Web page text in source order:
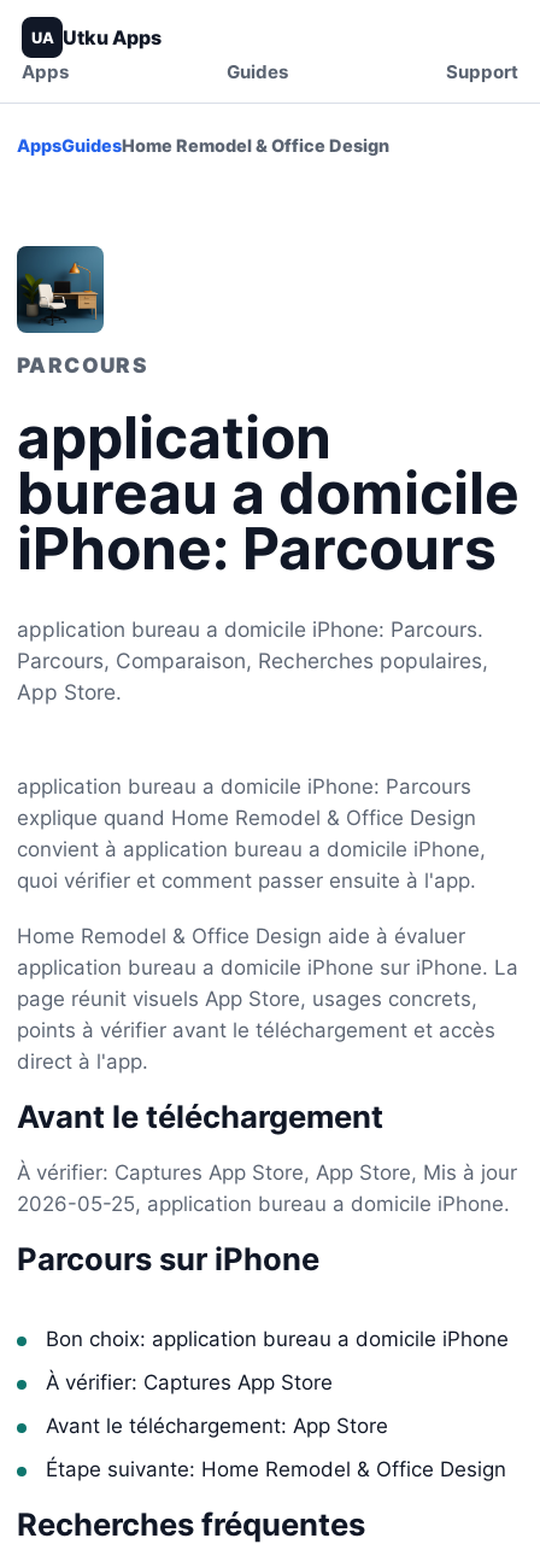
UA Utku Apps
Apps Guides Support
AppsGuidesHome Remodel & Office Design
PARCOURS
application
bureau a domicile
iPhone: Parcours
application bureau a domicile iPhone: Parcours.
Parcours, Comparaison, Recherches populaires,
App Store.
application bureau a domicile iPhone: Parcours
explique quand Home Remodel & Office Design
convient à application bureau a domicile iPhone,
quoi vérifier et comment passer ensuite à l'app.
Home Remodel & Office Design aide à évaluer
application bureau a domicile iPhone sur iPhone. La
page réunit visuels App Store, usages concrets,
points à vérifier avant le téléchargement et accès
direct à l'app.
Avant le téléchargement
À vérifier: Captures App Store, App Store, Mis à jour
2026-05-25, application bureau a domicile iPhone.
Parcours sur iPhone
Bon choix: application bureau a domicile iPhone
À vérifier: Captures App Store
Avant le téléchargement: App Store
Étape suivante: Home Remodel & Office Design
Recherches fréquentes